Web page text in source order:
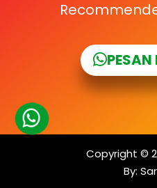
PESAN
Copyright ©
By: